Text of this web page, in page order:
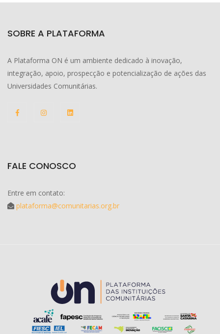
SOBRE A PLATAFORMA
A Plataforma ON é um ambiente dedicado à inovação,
integração, apoio, prospecção e potencialização de ações das
Universidades Comunitárias.
FALE CONOSCO
Entre em contato:
plataforma@comunitarias.org.br